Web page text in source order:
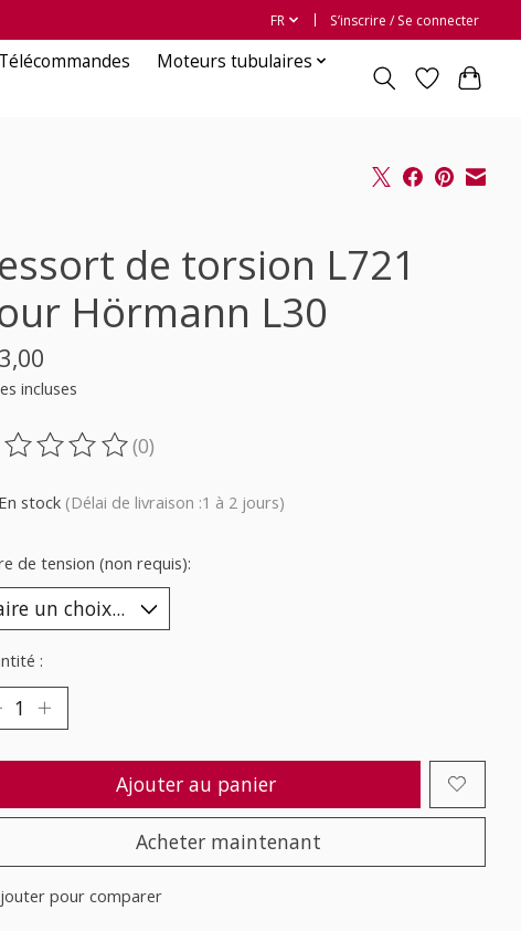
FR S’inscrire / Se connecter
Télécommandes
Moteurs tubulaires
de torsion L721
Hörmann L30
incluses
produit est évalué à
(0)
En stock (Délai de livraison :1 à 2 jours)
de tension (non requis):
:
Ajouter au panier
Acheter maintenant
pour comparer